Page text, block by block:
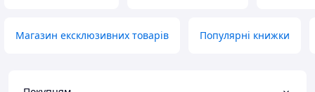
Магазин ексклюзивних товарів Популярні книжки